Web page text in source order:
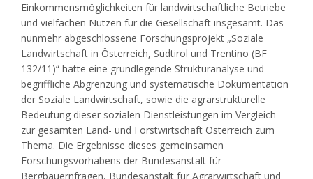
Einkommensmöglichkeiten für landwirtschaftliche Betriebe
und vielfachen Nutzen für die Gesellschaft insgesamt. Das
nunmehr abgeschlossene Forschungsprojekt „Soziale
Landwirtschaft in Österreich, Südtirol und Trentino (BF
132/11)“ hatte eine grundlegende Strukturanalyse und
begriffliche Abgrenzung und systematische Dokumentation
der Soziale Landwirtschaft, sowie die agrarstrukturelle
Bedeutung dieser sozialen Dienstleistungen im Vergleich
zur gesamten Land- und Forstwirtschaft Österreich zum
Thema. Die Ergebnisse dieses gemeinsamen
Forschungsvorhabens der Bundesanstalt für
Bergbauernfragen, Bundesanstalt für Agrarwirtschaft und